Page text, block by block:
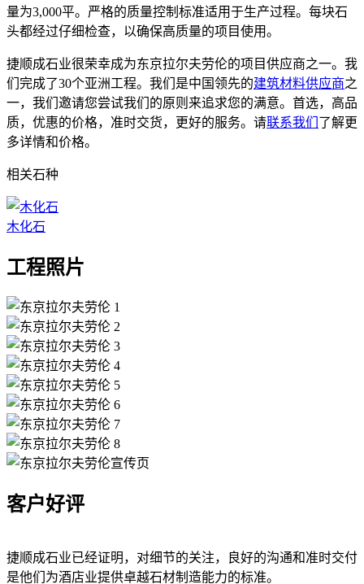
量为3,000平。严格的质量控制标准适用于生产过程。每块石
头都经过仔细检查，以确保高质量的项目使用。
捷顺成石业很荣幸成为东京拉尔夫劳伦的项目供应商之一。我
们完成了30个亚洲工程。我们是中国领先的建筑材料供应商之
一，我们邀请您尝试我们的原则来追求您的满意。首选，高品
质，优惠的价格，准时交货，更好的服务。请联系我们 了解更
多详情和价格。
相关石种
木化石
工程照片
客户好评
捷顺成石业已经证明，对细节的关注，良好的沟通和准时交付
是他们为酒店业提供卓越石材制造能力的标准。